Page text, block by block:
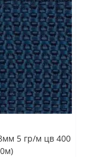
5 гр/м цв 400